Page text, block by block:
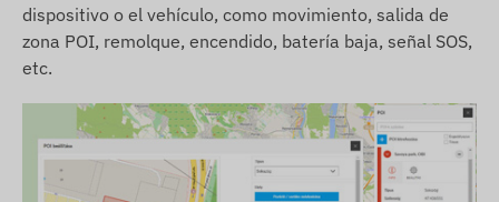
dispositivo o el vehículo, como movimiento, salida de
zona POI, remolque, encendido, batería baja, señal SOS,
etc.